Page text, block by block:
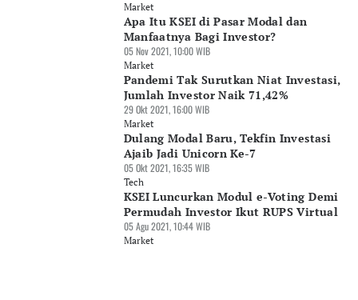
Market
Apa Itu KSEI di Pasar Modal dan
Manfaatnya Bagi Investor?
05 Nov 2021, 10:00 WIB
Market
Pandemi Tak Surutkan Niat Investasi,
Jumlah Investor Naik 71,42%
29 Okt 2021, 16:00 WIB
Market
Dulang Modal Baru, Tekfin Investasi
Ajaib Jadi Unicorn Ke-7
05 Okt 2021, 16:35 WIB
Tech
KSEI Luncurkan Modul e-Voting Demi
Permudah Investor Ikut RUPS Virtual
05 Agu 2021, 10:44 WIB
Market